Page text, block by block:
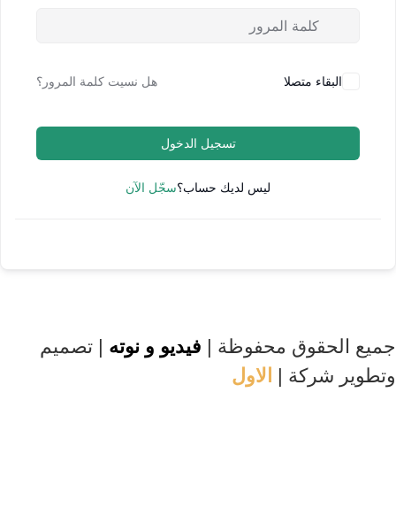
البقاء متصلا هل نسيت كلمة المرور؟
تسجيل الدخول
ليس لديك حساب؟سجّل الآن
الحقوق محفوظة |فيديو و نوته | تصميم
شركة |الاول